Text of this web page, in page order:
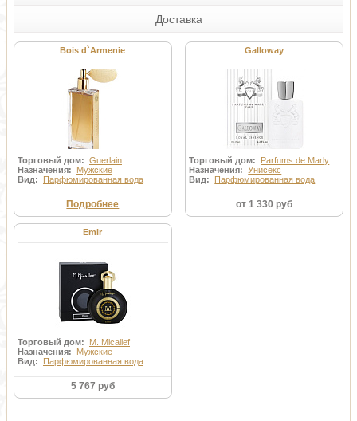
Доставка
Bois d`Armenie
Торговый дом: Guerlain
Назначения: Мужские
Вид:
Парфюмированная вода
Подробнее
Galloway
Торговый дом:
Parfums de Marly
Назначения:Унисекс
Вид:
Парфюмированная вода
от 1 330 руб
Emir
Торговый дом: M. Micallef
Назначения: Мужские
Вид:
Парфюмированная вода
5 767 руб